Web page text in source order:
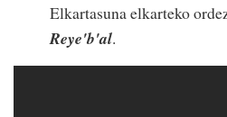
Elkartasuna elkarteko
Reye'b'al.